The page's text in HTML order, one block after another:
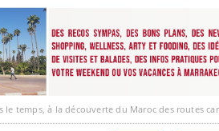
la découverte du Maroc des routes caravanières et de